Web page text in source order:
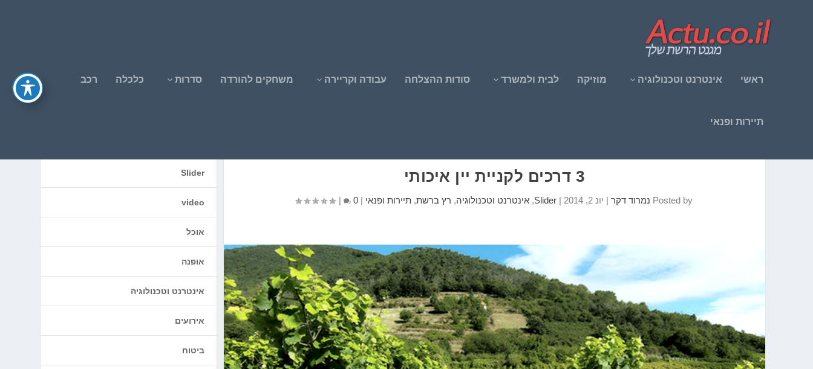
ראשי אינטרנט וטכנולוגיה מוזיקה לבית ולמשרד סודות ההצלחה עבודה וקריירה משחקים להורדה סדרות כלכלה רכב
תיירות ופנאי
3 דרכים לקניית יין איכותי
Posted by נמרוד דקר | יונ 2, 2014 |
Slider
,אינטרנט וטכנולוגיה, רץ ברשת,תיירות ופנאי |
0
|
Slider
video
אוכל
אופנה
אינטרנט וטכנולוגיה
אירועים
ביטוח